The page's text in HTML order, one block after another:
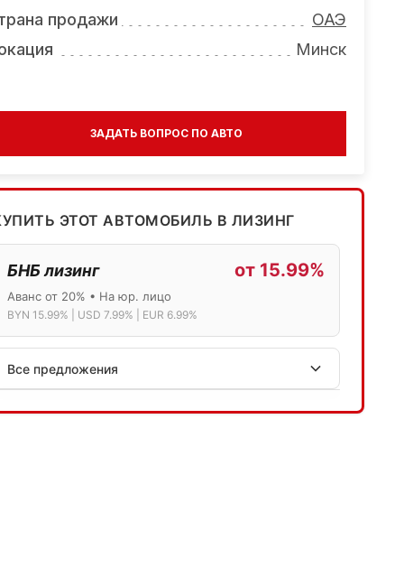
продажи
ОАЭ
Минск
ЗАДАТЬ ВОПРОС ПО АВТО
ЭТОТ АВТОМОБИЛЬ В ЛИЗИНГ
БНБ лизинг от 15.99%
Аванс от 20% • На юр. лицо
BYN 15.99% | USD 7.99% | EUR 6.99%
Все предложения
АСБ лизинг